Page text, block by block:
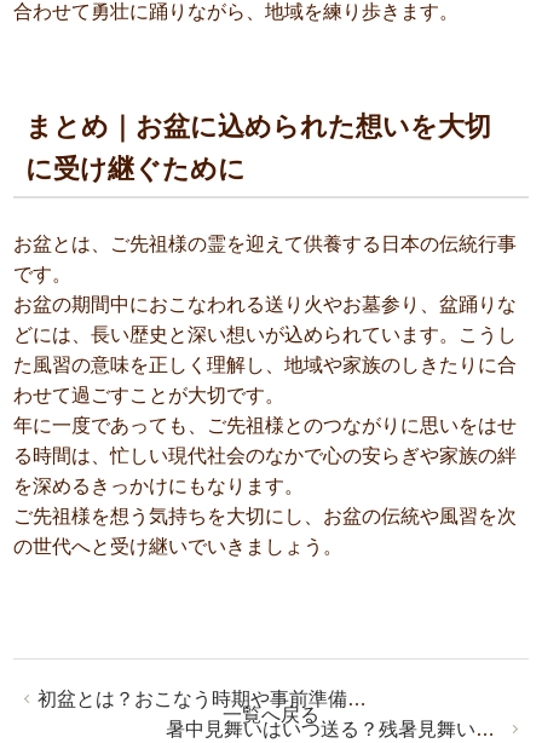
合わせて勇壮に踊りながら、地域を練り歩きます。
まとめ｜お盆に込められた想いを大切
に受け継ぐために
お盆とは、ご先祖様の霊を迎えて供養する日本の伝統行事
です。
お盆の期間中におこなわれる送り火やお墓参り、盆踊りな
どには、長い歴史と深い想いが込められています。こうし
た風習の意味を正しく理解し、地域や家族のしきたりに合
わせて過ごすことが大切です。
年に一度であっても、ご先祖様とのつながりに思いをはせ
る時間は、忙しい現代社会のなかで心の安らぎや家族の絆
を深めるきっかけにもなります。
ご先祖様を想う気持ちを大切にし、お盆の伝統や風習を次
の世代へと受け継いでいきましょう。
初盆とは？おこなう時期や事前準備・当日の流れについてわかりやすく解説
一覧へ戻る
暑中見舞いはいつ送る？残暑見舞いとの違い・文例をわかりやすく解説